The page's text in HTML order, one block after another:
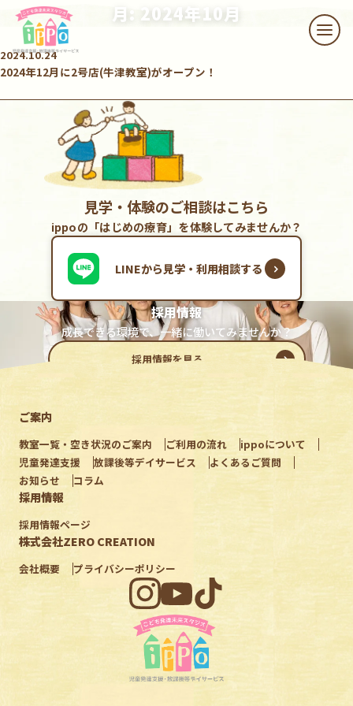
本文へスキップ
メニ
月: 2024年10月
2024.10.24
2024年12月に2号店(牛津教室)がオープン！
見学・体験のご相談はこちら
ippoの「はじめの療育」を体験してみませんか？
LINEから見学・利用相談する
採用情報
成長できる環境で、一緒に働いてみませんか？
採用情報を見る
ご案内
教室一覧・空き状況のご案内 ご利用の流れ
ippoについて
児童発達支援
放課後等デイサービス
よくあるご質問
お知らせ
コラム
採用情報
採用情報ページ
株式会社ZERO CREATION
会社概要 プライバシーポリシー